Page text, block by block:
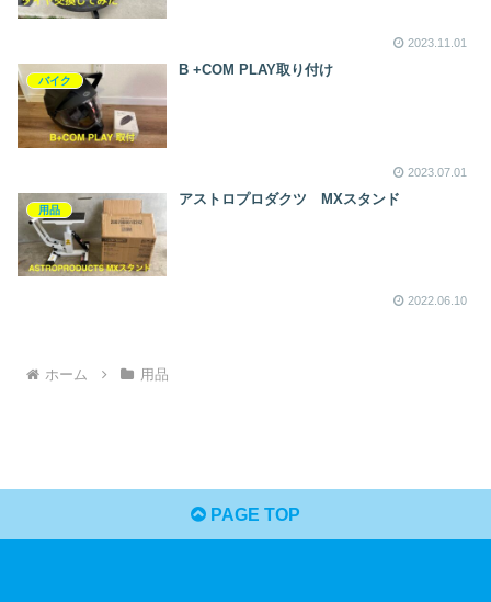
2023.11.01
バイク
B +COM PLAY取り付け
2023.07.01
用品
アストロプロダクツ MXスタンド
2022.06.10
ホーム 用品
PAGE TOP